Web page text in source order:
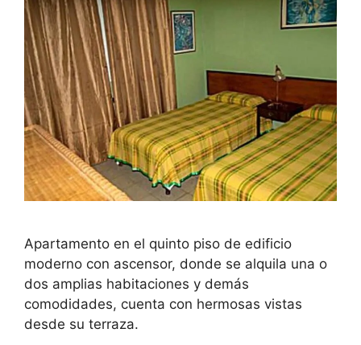
Apartamento en el quinto piso de edificio
moderno con ascensor, donde se alquila una o
dos amplias habitaciones y demás
comodidades, cuenta con hermosas vistas
desde su terraza.